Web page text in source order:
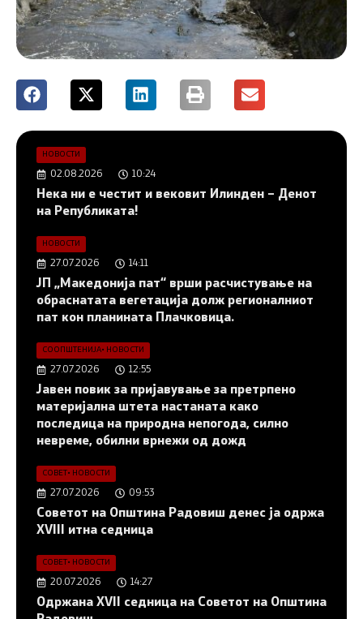
НОВОСТИ
02.08.2026 10:24
Нека ни е честит и вековит Илинден – Денот
на Републиката!
НОВОСТИ
27.07.2026 14:11
ЈП „Македонија пат“ врши расчистување на
обраснатата вегетација долж регионалниот
пат кон планината Плачковица.
СООПШТЕНИЈА• НОВОСТИ
27.07.2026 12:55
Јавен повик за пријавување за претрпено
материјална штета настаната како
последица на природна непогода, силно
невреме, обилни врнежи од дожд
СОВЕТ• НОВОСТИ
27.07.2026 09:53
Советот на Општина Радовиш денес ја одржа
XVIII итна седница
СОВЕТ• НОВОСТИ
20.07.2026 14:27
Одржана XVII седница на Советот на Општина